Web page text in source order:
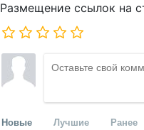
Размещение ссылок на
Новые Лучшие Ранее